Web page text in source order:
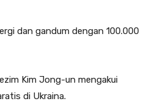
dan gandum dengan 100.000
Kim Jong-un mengakui
di Ukraina.